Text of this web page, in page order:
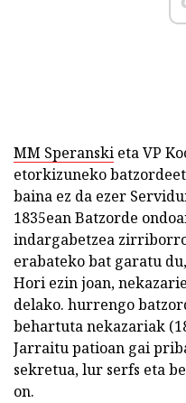
MM Speranski eta VP
etorkizuneko
baina ez da ezer
1835ean Batzorde
indargabetzea
erabateko bat garatu
Hori ezin joan,
delako. hurrengo
behartuta nekazariak
Jarraitu patioan gai
sekretua, lur serfs eta
on.